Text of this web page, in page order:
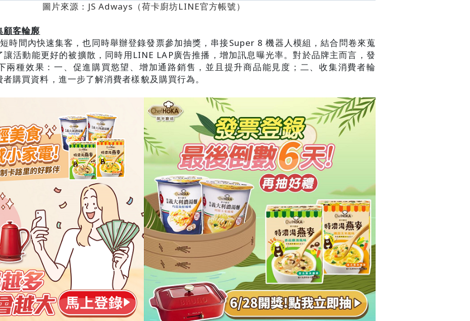
圖片來源：JS Adways（荷卡廚坊LINE官方帳號）
顧客輪廓
時間內快速集客，也同時舉辦登錄發票參加抽獎，串接Super 8 機器人模組，結合問卷來蒐
活動能更好的被擴散，同時用LINE LAP廣告推播，增加訊息曝光率。對於品牌主而言，發
兩種效果：一、促進購買慾望、增加通路銷售，並且提升商品能見度；二、收集消費者輪
購買資料，進一步了解消費者樣貌及購買行為。